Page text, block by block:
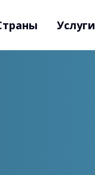
Услуги